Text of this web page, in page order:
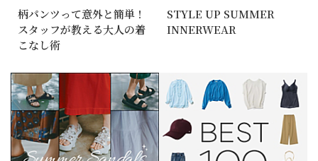
柄パンツって意外と簡単！
スタッフが教える大人の着
こなし術
STYLE UP SUMMER
INNERWEAR